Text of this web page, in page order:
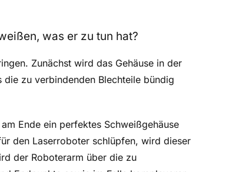
was er zu tun hat?
Zunächst wird das Gehäuse in der
zu verbindenden Blechteile bündig
Ende ein perfektes Schweißgehäuse
den Laserroboter schlüpfen, wird dieser
der Roboterarm über die zu